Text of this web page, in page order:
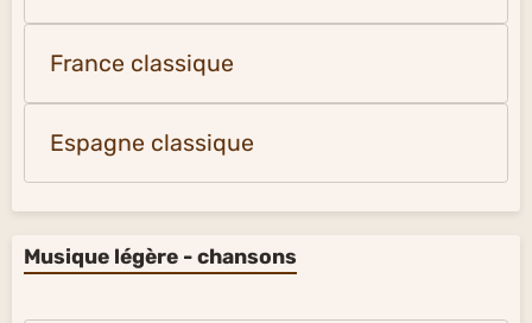
France classique
Espagne classique
Musique légère - chansons